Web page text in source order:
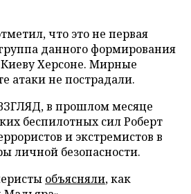
что это не первая
данного формирования
Херсоне. Мирные
атаки не пострадали.
в прошлом месяце
беспилотных сил Роберт
и экстремистов в
личной безопасности.
объясняли, как